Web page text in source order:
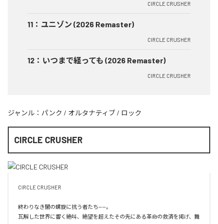
CIRCLE CRUSHER
11 ： ユニゾン (2026 Remaster)
CIRCLE CRUSHER
12 ： いつまで経っても (2026 Remaster)
CIRCLE CRUSHER
ジャンル： パンク / オルタナティブ / ロック
CIRCLE CRUSHER
CIRCLE CRUSHER
終わりなき闇の螺旋に抗う者たち——。
瓦解した世界に響く絶叫、絶望を超えたその先にある革命の救済を掲げ、舞